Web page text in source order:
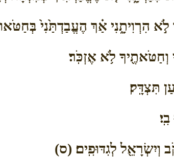
הִרְוִיתָ֑נִי אַ֗ךְ הֶעֱבַדְתַּ֙נִי֙
לֹ֥א אֶזְכֹּֽר׃
תִּצְדָּֽק׃
לְגִדּוּפִֽים׃ (ס)